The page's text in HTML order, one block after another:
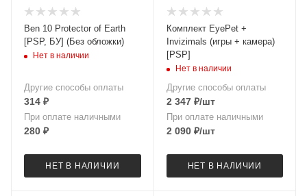
Ben 10 Protector of Earth
[PSP, БУ] (Без обложки)
Нет в наличии
Другие способы оплаты
314 ₽
При оплате наличными
280 ₽
НЕТ В НАЛИЧИИ
Комплект EyePet +
Invizimals (игры + камера)
[PSP]
Нет в наличии
Другие способы оплаты
2 347₽/шт
При оплате наличными
2 090₽/шт
НЕТ В НАЛИЧИИ